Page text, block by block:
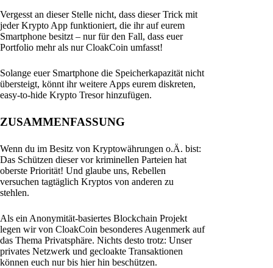
Vergesst an dieser Stelle nicht, dass dieser Trick mit
jeder Krypto App funktioniert, die ihr auf eurem
Smartphone besitzt – nur für den Fall, dass euer
Portfolio mehr als nur CloakCoin umfasst!
Solange euer Smartphone die Speicherkapazität nicht
übersteigt, könnt ihr weitere Apps eurem diskreten,
easy-to-hide Krypto Tresor hinzufügen.
ZUSAMMENFASSUNG
Wenn du im Besitz von Kryptowährungen o.Ä. bist:
Das Schützen dieser vor kriminellen Parteien hat
oberste Priorität! Und glaube uns, Rebellen
versuchen tagtäglich Kryptos von anderen zu
stehlen.
Als ein Anonymität-basiertes Blockchain Projekt
legen wir von CloakCoin besonderes Augenmerk auf
das Thema Privatsphäre. Nichts desto trotz: Unser
privates Netzwerk und gecloakte Transaktionen
können euch nur bis hier hin beschützen.